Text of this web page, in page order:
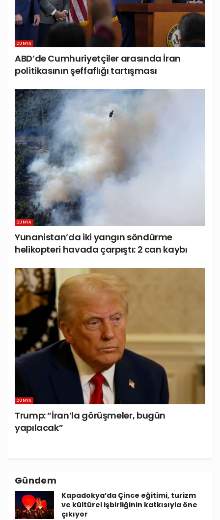
DÜNYA
ABD’de Cumhuriyetçiler arasında İran
politikasının şeffaflığı tartışması
DÜNYA
Yunanistan’da iki yangın söndürme
helikopteri havada çarpıştı: 2 can kaybı
DÜNYA
Trump: “İran’la görüşmeler, bugün
yapılacak”
Gündem
Kapadokya’da Çince eğitimi, turizm
ve kültürel işbirliğinin katkısıyla öne
çıkıyor